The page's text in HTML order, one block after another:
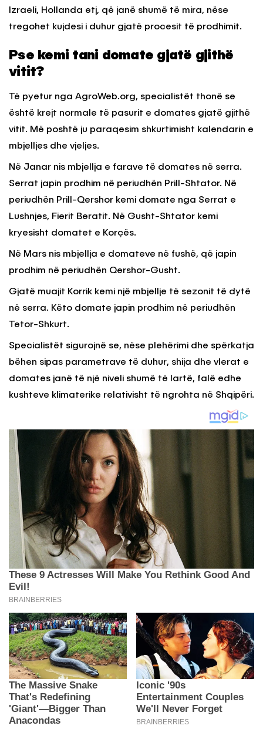
Izraeli, Hollanda etj, që janë shumë të mira, nëse
tregohet kujdesi i duhur gjatë procesit të prodhimit.
Pse kemi tani domate gjatë gjithë
vitit?
Të pyetur nga AgroWeb.org, specialistët thonë se
është krejt normale të pasurit e domates gjatë gjithë
vitit. Më poshtë ju paraqesim shkurtimisht kalendarin e
mbjelljes dhe vjeljes.
Në Janar nis mbjellja e farave të domates në serra.
Serrat japin prodhim në periudhën Prill-Shtator. Në
periudhën Prill-Qershor kemi domate nga Serrat e
Lushnjes, Fierit Beratit. Në Gusht-Shtator kemi
kryesisht domatet e Korçës.
Në Mars nis mbjellja e domateve në fushë, që japin
prodhim në periudhën Qershor-Gusht.
Gjatë muajit Korrik kemi një mbjellje të sezonit të dytë
në serra. Këto domate japin prodhim në periudhën
Tetor-Shkurt.
Specialistët sigurojnë se, nëse plehërimi dhe spërkatja
bëhen sipas parametrave të duhur, shija dhe vlerat e
domates janë të një niveli shumë të lartë, falë edhe
kushteve klimaterike relativisht të ngrohta në Shqipëri.